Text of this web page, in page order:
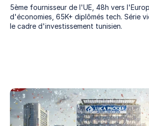
Docs
Join
Events
5ème fournisseur de l'UE, 48h vers
d'économies, 65K+ diplômés tech. Série
le cadre d'investissement tunisien.